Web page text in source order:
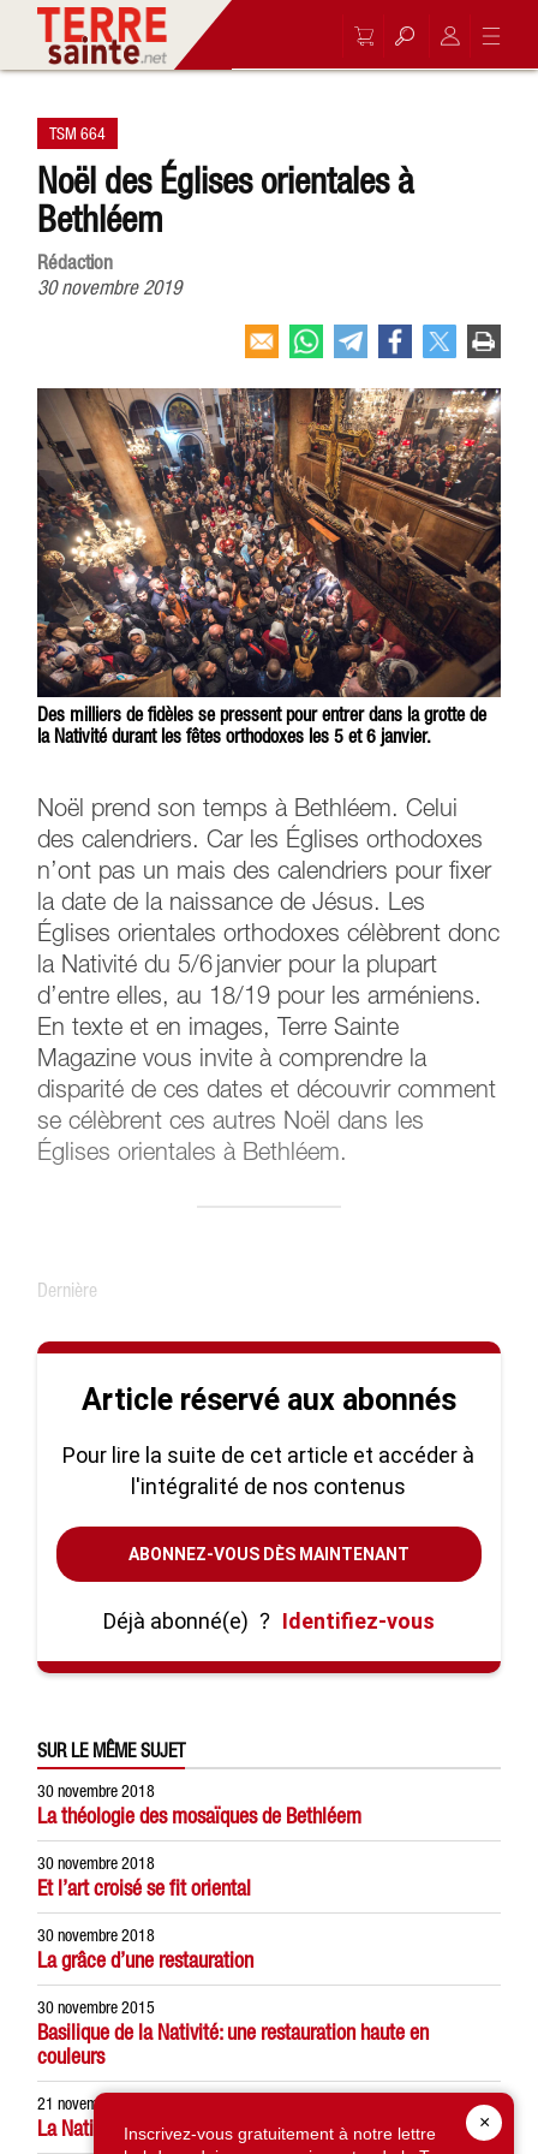
TSM 664
Noël des Églises orientales à
Bethléem
Rédaction
30 novembre 2019
Des milliers de fidèles se pressent pour entrer dans la grotte de
la Nativité durant les fêtes orthodoxes les 5 et 6 janvier.
Noël prend son temps à Bethléem. Celui
des calendriers. Car les Églises orthodoxes
n’ont pas un mais des calendriers pour fixer
la date de la naissance de Jésus. Les
Églises orientales orthodoxes célèbrent donc
la Nativité du 5/6 janvier pour la plupart
d’entre elles, au 18/19 pour les arméniens.
En texte et en images, Terre Sainte
Magazine vous invite à comprendre la
disparité de ces dates et découvrir comment
se célèbrent ces autres Noël dans les
Églises orientales à Bethléem.
Dernière
Article réservé aux abonnés
Pour lire la suite de cet article et accéder à
l'intégralité de nos contenus
ABONNEZ-VOUS DÈS MAINTENANT
Déjà abonné(e) ? Identifiez-vous
SUR LE MÊME SUJET
30 novembre 2018
La théologie des mosaïques de Bethléem
30 novembre 2018
Et l’art croisé se fit oriental
30 novembre 2018
La grâce d’une restauration
30 novembre 2015
Basilique de la Nativité: une restauration haute en
couleurs
21 novembre 2010
La Nativité revisitée ×
Inscrivez-vous gratuitement à notre lettre